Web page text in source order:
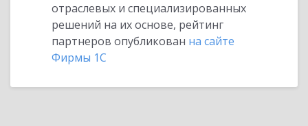
отраслевых и специализированных
решений на их основе, рейтинг
партнеров опубликован на сайте
Фирмы 1С